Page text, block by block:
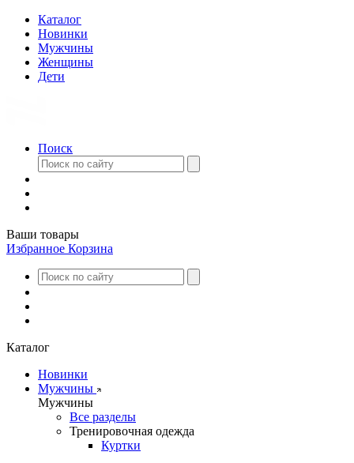
Каталог
Новинки
Мужчины
Женщины
Дети
Поиск
Ваши товары
Избранное Корзина
Каталог
Новинки
Мужчины
Мужчины
Все разделы
Тренировочная одежда
Куртки